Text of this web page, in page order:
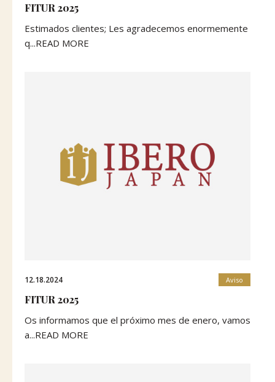
FITUR 2025
Estimados clientes; Les agradecemos enormemente
q...READ MORE
12.18.2024 Aviso
FITUR 2025
Os informamos que el próximo mes de enero, vamos
a...READ MORE